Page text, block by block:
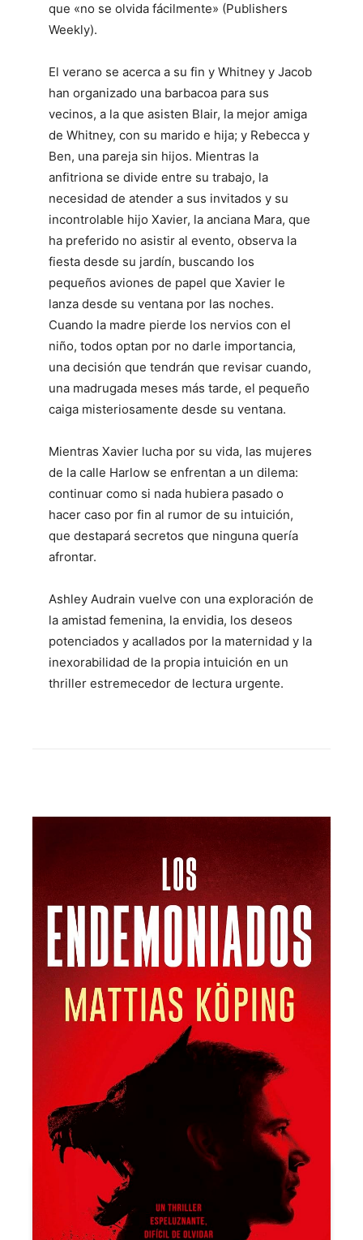
que «no se olvida fácilmente» (Publishers
Weekly).
El verano se acerca a su fin y Whitney y Jacob
han organizado una barbacoa para sus
vecinos, a la que asisten Blair, la mejor amiga
de Whitney, con su marido e hija; y Rebecca y
Ben, una pareja sin hijos. Mientras la
anfitriona se divide entre su trabajo, la
necesidad de atender a sus invitados y su
incontrolable hijo Xavier, la anciana Mara, que
ha preferido no asistir al evento, observa la
fiesta desde su jardín, buscando los
pequeños aviones de papel que Xavier le
lanza desde su ventana por las noches.
Cuando la madre pierde los nervios con el
niño, todos optan por no darle importancia,
una decisión que tendrán que revisar cuando,
una madrugada meses más tarde, el pequeño
caiga misteriosamente desde su ventana.
Mientras Xavier lucha por su vida, las mujeres
de la calle Harlow se enfrentan a un dilema:
continuar como si nada hubiera pasado o
hacer caso por fin al rumor de su intuición,
que destapará secretos que ninguna quería
afrontar.
Ashley Audrain vuelve con una exploración de
la amistad femenina, la envidia, los deseos
potenciados y acallados por la maternidad y la
inexorabilidad de la propia intuición en un
thriller estremecedor de lectura urgente.